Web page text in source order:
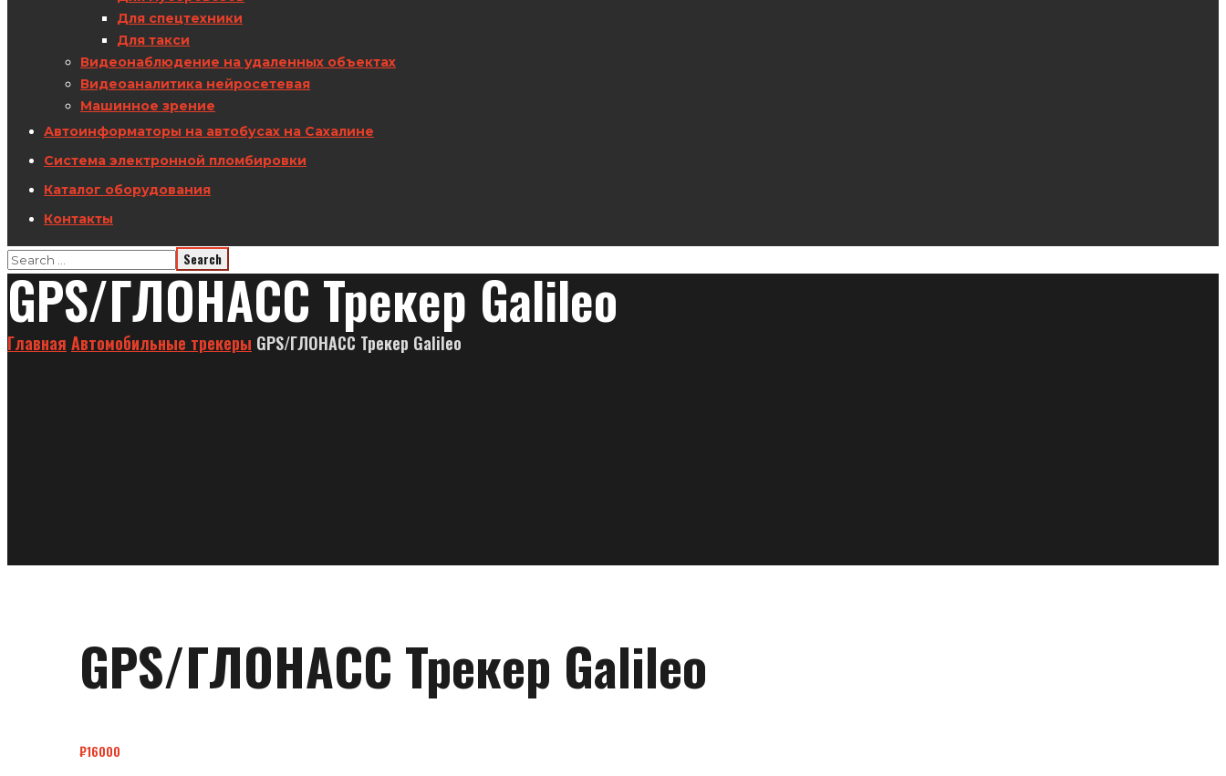
Для спецтехники
Для такси
Видеонаблюдение на удаленных объектах
Видеоаналитика нейросетевая
Машинное зрение
Автоинформаторы на автобусах на Сахалине
Система электронной пломбировки
Каталог оборудования
Контакты
GPS/ГЛОНАСС Трекер Galileo
Главная Автомобильные трекеры GPS/ГЛОНАСС Трекер Galileo
GPS/ГЛОНАСС Трекер Galileo
₽16000